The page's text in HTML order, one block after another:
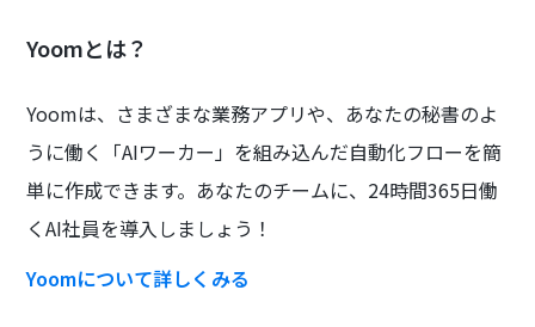
Yoomとは？
Yoomは、さまざまな業務アプリや、あなたの秘書のよ
うに働く「AIワーカー」を組み込んだ自動化フローを簡
単に作成できます。あなたのチームに、24時間365日働
くAI社員を導入しましょう！
Yoomについて詳しくみる